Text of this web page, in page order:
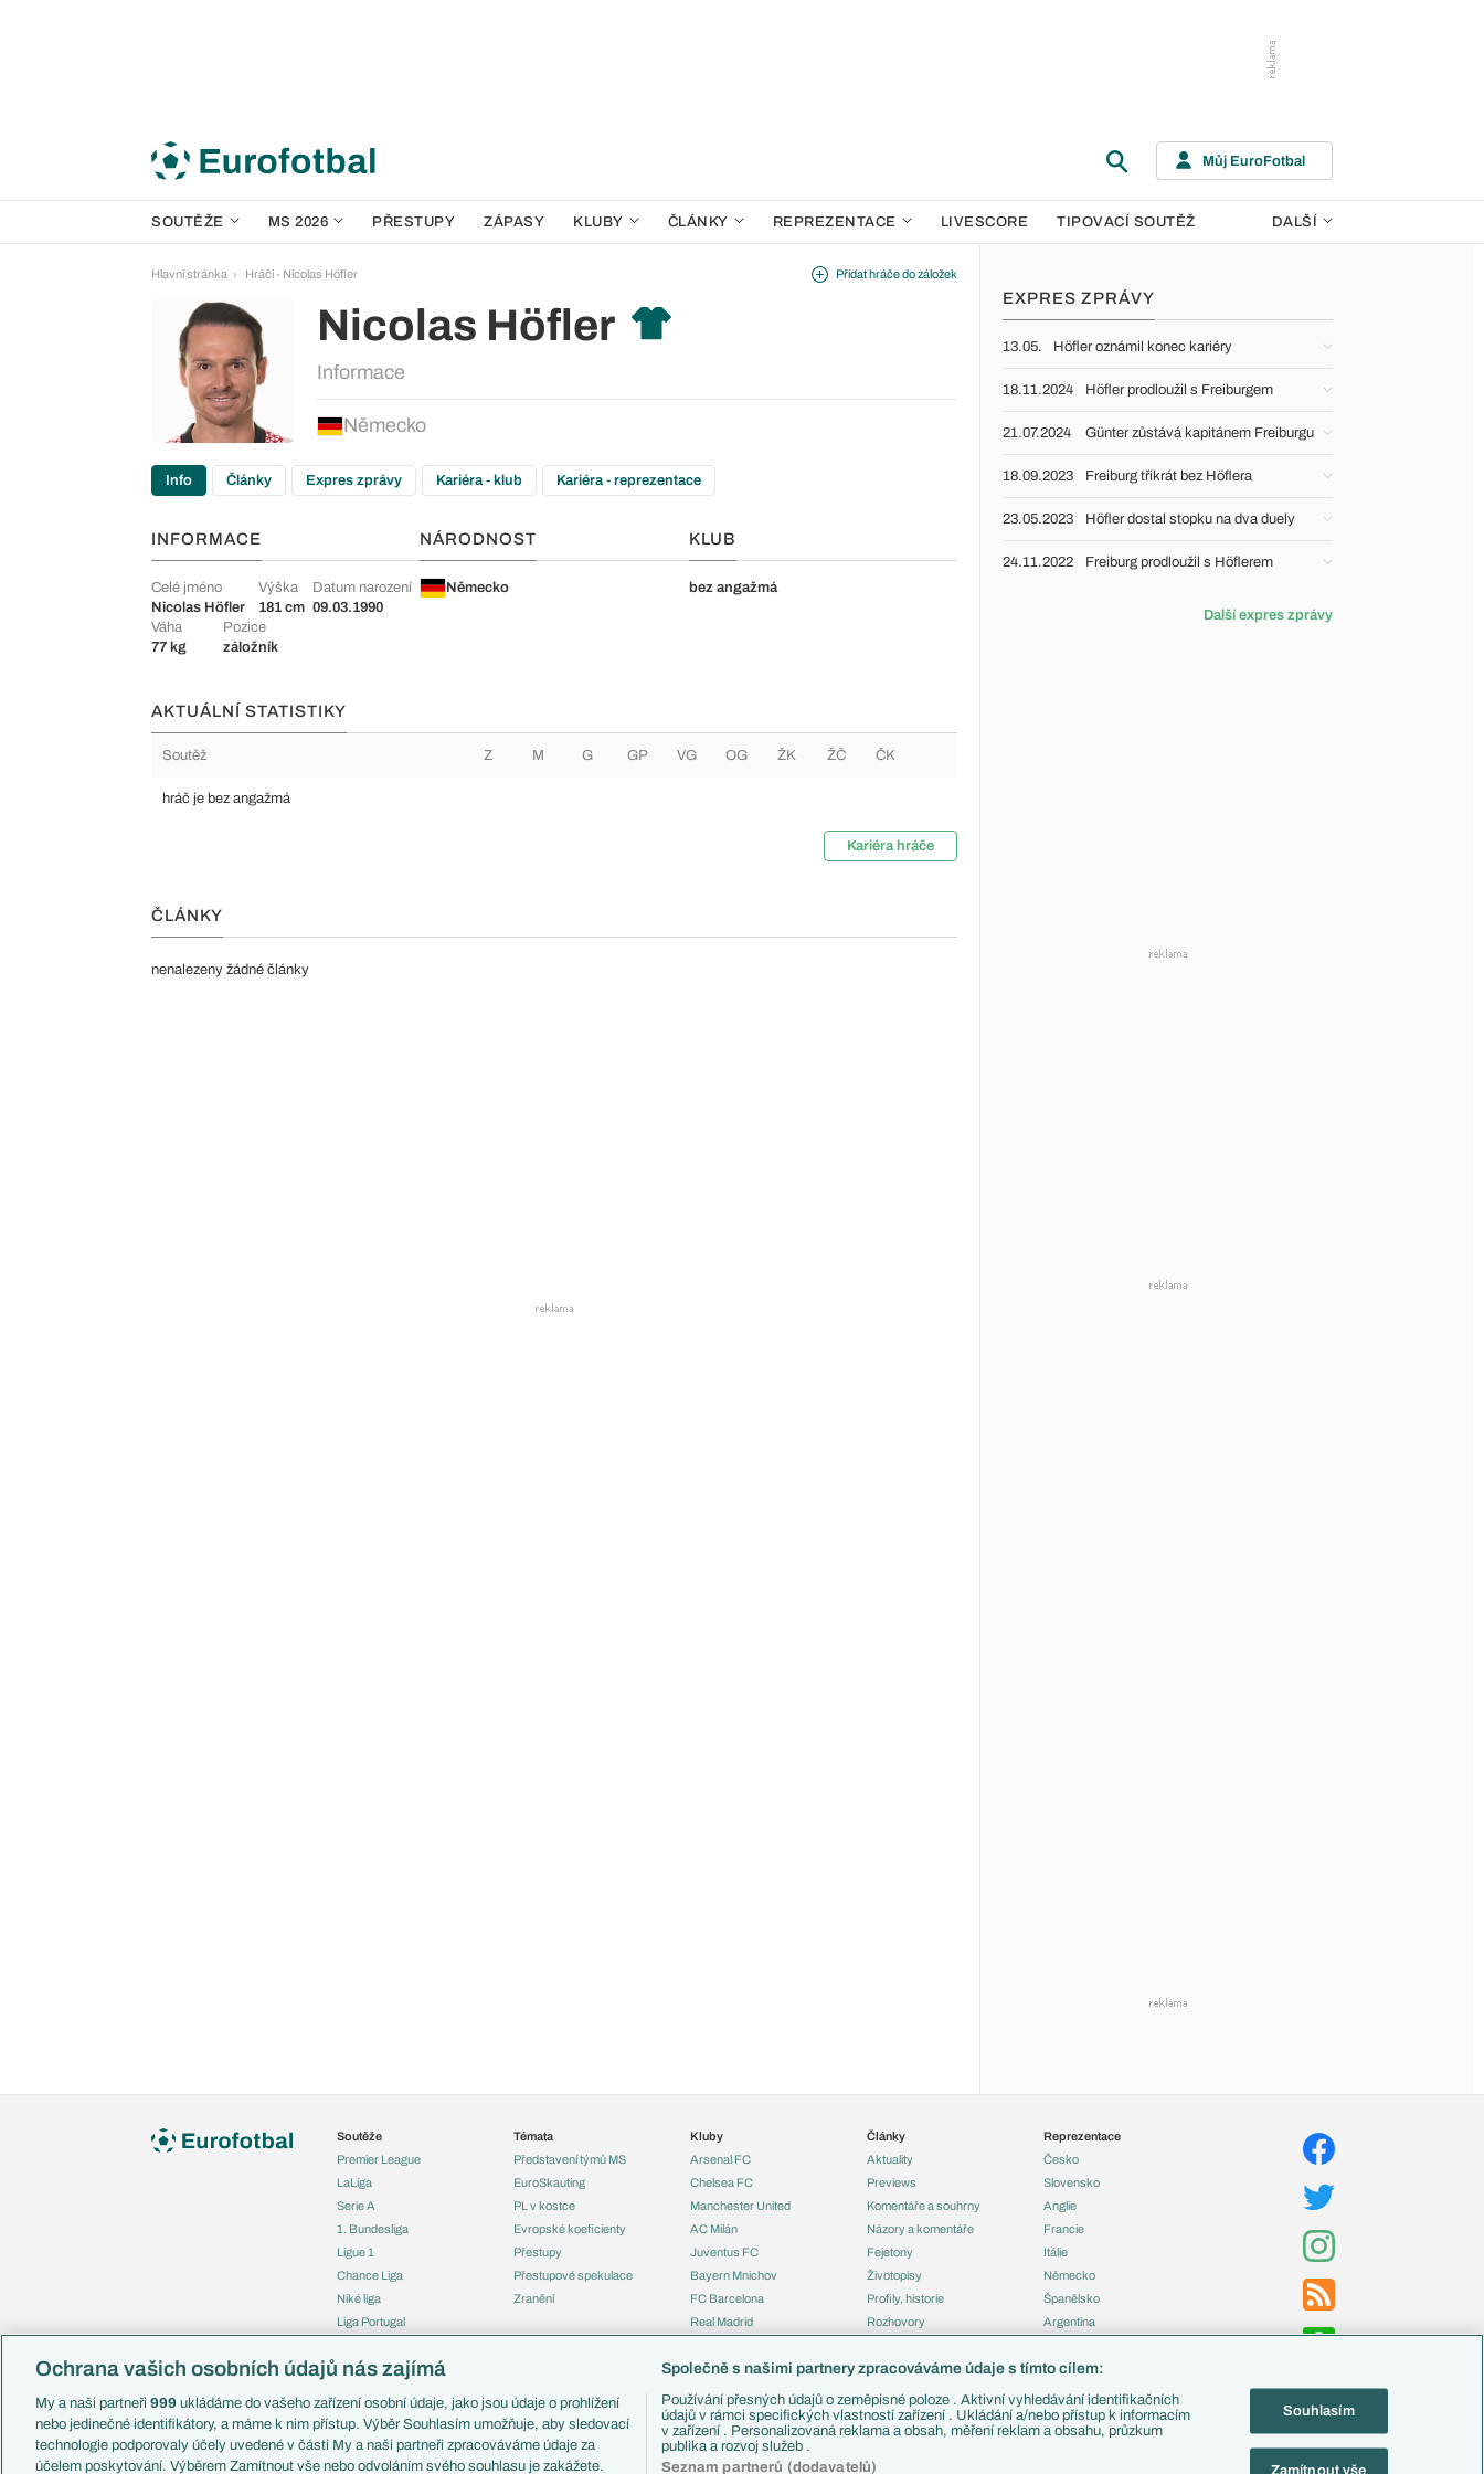
Můj EuroFotbal
SOUTĚŽE MS 2026 PŘESTUPY ZÁPASY KLUBY ČLÁNKY REPREZENTACE LIVESCORE TIPOVACÍ SOUTĚŽ DALŠÍ
Hlavní stránka Hráči - Nicolas Höfler
Nicolas Höfler
Informace
Německo
Přidat hráče do záložek
Info Články Expres zprávy Kariéra - klub Kariéra - reprezentace
INFORMACE
Celé jméno
Nicolas Höfler
Výška
181 cm
Datum narození
09.03.1990
Váha
77 kg
Pozice
záložník
NÁRODNOST
Německo
KLUB
bez angažmá
AKTUÁLNÍ STATISTIKY
Soutěž Z M G GP VG OG ŽK ŽČ ČK
hráč je bez angažmá
Kariéra hráče
ČLÁNKY
nenalezeny žádné články
EXPRES ZPRÁVY
13.05. Höfler oznámil konec kariéry
18.11.2024 Höfler prodloužil s Freiburgem
21.07.2024 Günter zůstává kapitánem Freiburgu
18.09.2023 Freiburg třikrát bez Höflera
23.05.2023 Höfler dostal stopku na dva duely
24.11.2022 Freiburg prodloužil s Höflerem
Další expres zprávy
Soutěže
Premier League
LaLiga
Serie A
1. Bundesliga
Ligue 1
Chance Liga
Niké liga
Liga Portugal
Liga mistrů
Mistrovství světa
Liga národů
Témata
Představení týmů MS
EuroSkauting
PL v kostce
Evropské koeficienty
Přestupy
Přestupové spekulace
Zranění
Kluby
Arsenal FC
Chelsea FC
Manchester United
AC Milán
Juventus FC
Bayern Mnichov
FC Barcelona
Real Madrid
Články
Aktuality
Previews
Komentáře a souhrny
Názory a komentáře
Fejetony
Životopisy
Profily, historie
Rozhovory
Reprezentace
Česko
Slovensko
Anglie
Francie
Itálie
Německo
Španělsko
Argentina
Zápasy
Livescore
Ochrana vašich osobních údajů nás zajímá
My a naši partneři 999 ukládáme do vašeho zařízení osobní údaje, jako jsou údaje o prohlížení
nebo jedinečné identifikátory, a máme k nim přístup. Výběr Souhlasím umožňuje, aby sledovací
technologie podporovaly účely uvedené v části My a naši partneři zpracováváme údaje za
účelem poskytování. Výběrem Zamítnout vše nebo odvoláním svého souhlasu je zakážete.
Společně s našimi partnery zpracováváme údaje s tímto cílem:
Používání přesných údajů o zeměpisné poloze . Aktivní vyhledávání identifikačních
údajů v rámci specifických vlastností zařízení . Ukládání a/nebo přístup k informacím
v zařízení . Personalizovaná reklama a obsah, měření reklam a obsahu, průzkum
publika a rozvoj služeb .
Seznam partnerů (dodavatelů)
Souhlasím
Zamítnout vše